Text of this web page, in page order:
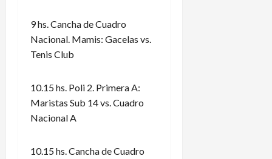
9 hs. Cancha de Cuadro
Nacional. Mamis: Gacelas vs.
Tenis Club
10.15 hs. Poli 2. Primera A:
Maristas Sub 14 vs. Cuadro
Nacional A
10.15 hs. Cancha de Cuadro